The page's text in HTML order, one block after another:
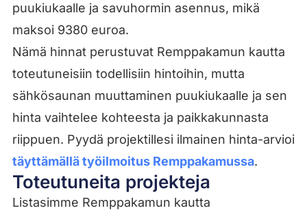
puukiukaalle ja savuhormin asennus, mikä
maksoi 9380 euroa.
Nämä hinnat perustuvat Remppakamun kautta
toteutuneisiin todellisiin hintoihin, mutta
sähkösaunan muuttaminen puukiukaalle ja sen
hinta vaihtelee kohteesta ja paikkakunnasta
riippuen. Pyydä projektillesi ilmainen hinta-arvioi
täyttämällä työilmoitus Remppakamussa.
Toteutuneita projekteja
Listasimme Remppakamun kautta